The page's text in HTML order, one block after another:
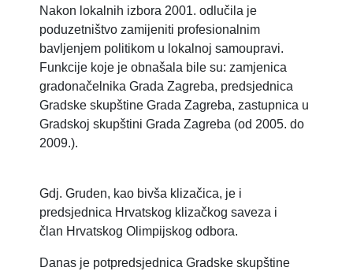
Nakon lokalnih izbora 2001. odlučila je
poduzetništvo zamijeniti profesionalnim
bavljenjem politikom u lokalnoj samoupravi.
Funkcije koje je obnašala bile su: zamjenica
gradonačelnika Grada Zagreba, predsjednica
Gradske skupštine Grada Zagreba, zastupnica u
Gradskoj skupštini Grada Zagreba (od 2005. do
2009.).
Gdj. Gruden, kao bivša klizačica, je i
predsjednica Hrvatskog klizačkog saveza i
član Hrvatskog Olimpijskog odbora.
Danas je potpredsjednica Gradske skupštine